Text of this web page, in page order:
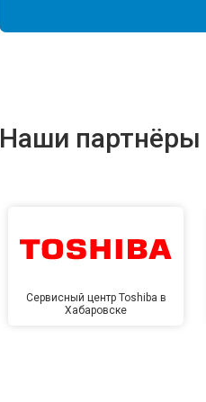
Наши партнёры
Сервисный центр Toshiba в
Хабаровске